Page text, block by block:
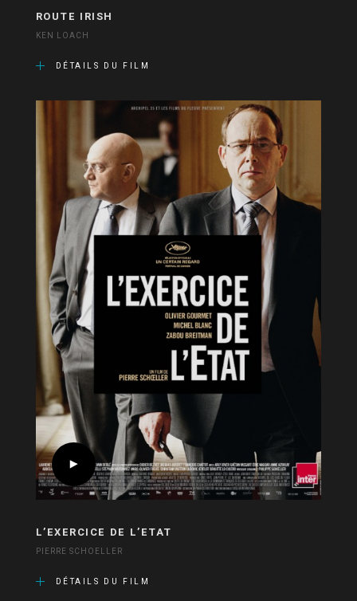
ROUTE IRISH
KEN LOACH
DÉTAILS DU FILM
L’EXERCICE DE L’ETAT
PIERRE SCHOELLER
DÉTAILS DU FILM